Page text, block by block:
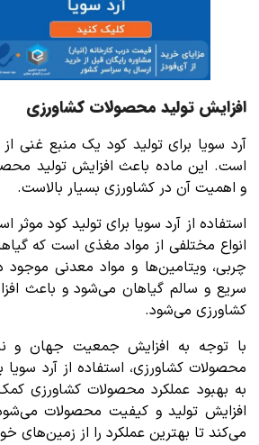
افزایش تولید محصولات کشاورزی
آرد سویا برای تولید کود یک منبع غنی
است. این ماده باعث افزایش تولید
و اهمیت آن در کشاورزی بسیار بالاست.
استفاده از آرد سویا برای تولید کود
انواع مختلفی از مواد مغذی است که
چربی، ویتامین‌ها و مواد معدنی موجود
سریع و سالم گیاهان می‌شود و باعث
کشاورزی می‌شود.
با توجه به افزایش جمعیت جهان و
محصولات کشاورزی، استفاده از آرد سویا
به بهبود عملکرد محصولات کشاورزی
افزایش تولید و کیفیت محصولات
می‌کند تا بهترین عملکرد را از زمین‌های